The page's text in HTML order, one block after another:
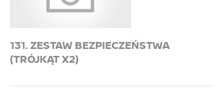
131. ZESTAW BEZPIECZEŃSTWA
(TRÓJKĄT X2)